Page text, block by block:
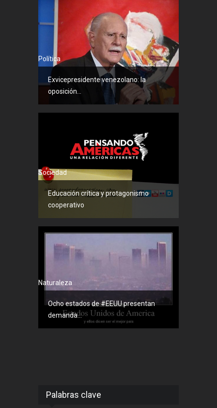
Política
Exvicepresidente venezolano: la
oposición...
Sociedad
Educación crítica y protagonismo
cooperativo
Naturaleza
Ocho estados de #EEUU presentan
demanda...
Palabras clave